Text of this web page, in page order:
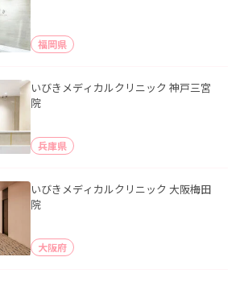
福岡県
いびきメディカルクリニック 神戸三宮
院
兵庫県
いびきメディカルクリニック 大阪梅田
院
大阪府